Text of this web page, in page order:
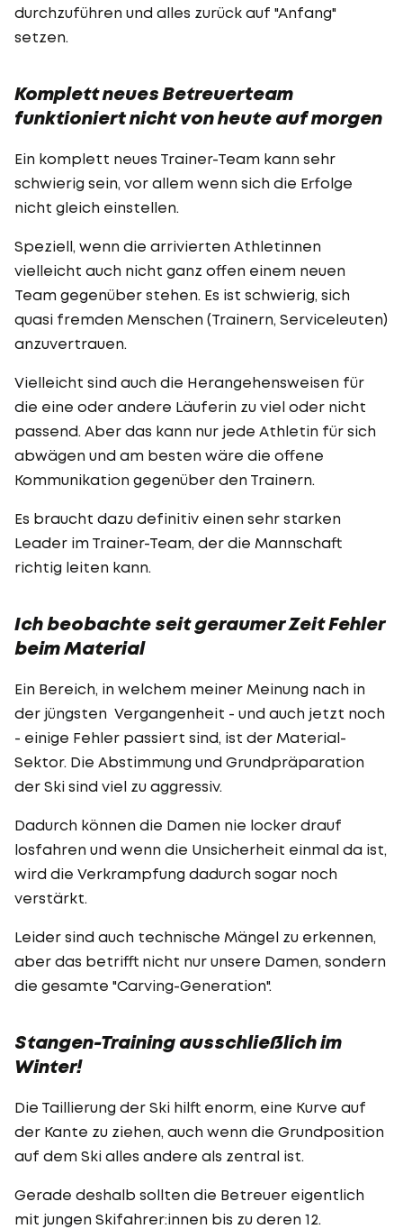
durchzuführen und alles zurück auf "Anfang"
setzen.
Komplett neues Betreuerteam
funktioniert nicht von heute auf morgen
Ein komplett neues Trainer-Team kann sehr
schwierig sein, vor allem wenn sich die Erfolge
nicht gleich einstellen.
Speziell, wenn die arrivierten Athletinnen
vielleicht auch nicht ganz offen einem neuen
Team gegenüber stehen. Es ist schwierig, sich
quasi fremden Menschen (Trainern, Serviceleuten)
anzuvertrauen.
Vielleicht sind auch die Herangehensweisen für
die eine oder andere Läuferin zu viel oder nicht
passend. Aber das kann nur jede Athletin für sich
abwägen und am besten wäre die offene
Kommunikation gegenüber den Trainern.
Es braucht dazu definitiv einen sehr starken
Leader im Trainer-Team, der die Mannschaft
richtig leiten kann.
Ich beobachte seit geraumer Zeit Fehler
beim Material
Ein Bereich, in welchem meiner Meinung nach in
der jüngsten Vergangenheit - und auch jetzt noch
- einige Fehler passiert sind, ist der Material-
Sektor. Die Abstimmung und Grundpräparation
der Ski sind viel zu aggressiv.
Dadurch können die Damen nie locker drauf
losfahren und wenn die Unsicherheit einmal da ist,
wird die Verkrampfung dadurch sogar noch
verstärkt.
Leider sind auch technische Mängel zu erkennen,
aber das betrifft nicht nur unsere Damen, sondern
die gesamte "Carving-Generation".
Stangen-Training ausschließlich im
Winter!
Die Taillierung der Ski hilft enorm, eine Kurve auf
der Kante zu ziehen, auch wenn die Grundposition
auf dem Ski alles andere als zentral ist.
Gerade deshalb sollten die Betreuer eigentlich
mit jungen Skifahrer:innen bis zu deren 12.